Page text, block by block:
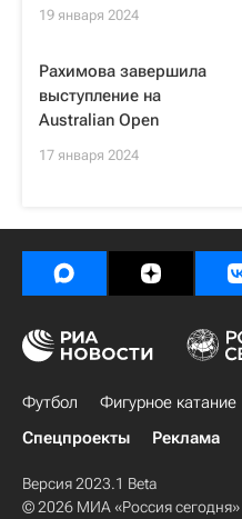
19 января 2024
Рахимова завершила
выступление на
Australian Open
17 января 2024
Футбол Фигурное катание
Спецпроекты
Реклама
Версия 2023.1 Beta
© 2026 МИА «Россия сегодня»